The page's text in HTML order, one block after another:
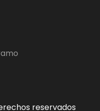
reservados